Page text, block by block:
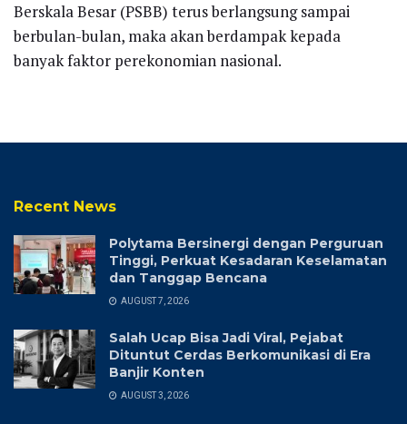
Berskala Besar (PSBB) terus berlangsung sampai
berbulan-bulan, maka akan berdampak kepada
banyak faktor perekonomian nasional.
Recent News
Polytama Bersinergi dengan Perguruan
Tinggi, Perkuat Kesadaran Keselamatan
dan Tanggap Bencana
AUGUST 7, 2026
Salah Ucap Bisa Jadi Viral, Pejabat
Dituntut Cerdas Berkomunikasi di Era
Banjir Konten
AUGUST 3, 2026